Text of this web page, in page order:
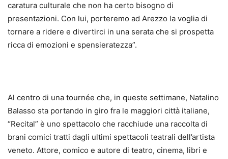
caratura culturale che non ha certo bisogno di
presentazioni. Con lui, porteremo ad Arezzo la voglia di
tornare a ridere e divertirci in una serata che si prospetta
ricca di emozioni e spensieratezza”.
Al centro di una tournée che, in queste settimane, Natalino
Balasso sta portando in giro fra le maggiori città italiane,
“Recital” è uno spettacolo che racchiude una raccolta di
brani comici tratti dagli ultimi spettacoli teatrali dell’artista
veneto. Attore, comico e autore di teatro, cinema, libri e